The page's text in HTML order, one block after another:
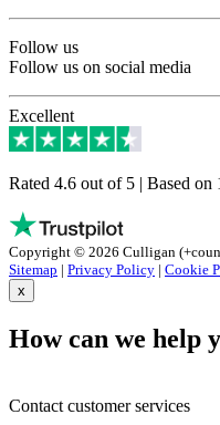
Follow us
Follow us on social media
Excellent
Rated 4.6 out of 5 | Based on
Copyright © 2026 Culligan
Sitemap | Privacy Policy | Cookie
x
How can we help
Contact customer services